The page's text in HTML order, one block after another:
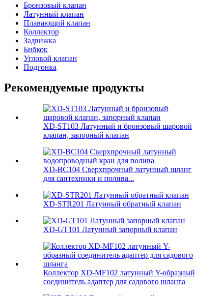
Бронзовый клапан
Латунный клапан
Плавающий клапан
Коллектор
Задвижка
Бибкок
Угловой клапан
Подгонка
Рекомендуемые продукты
XD-ST103 Латунный и бронзовый шаровой
клапан, запорный клапан
XD-BC104 Сверхпрочный латунный шланг
для сантехники и полива...
XD-STR201 Латунный обратный клапан
XD-GT101 Латунный запорный клапан
Коллектор XD-MF102 латунный Y-образный
соединитель адаптер для садового шланга